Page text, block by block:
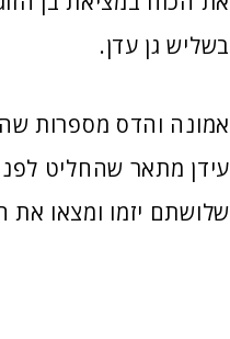
בשליש גן עדן.
אמונה והדס מספרות
עידן מתאר שהחליט
שלושתם יזמו ומצאו